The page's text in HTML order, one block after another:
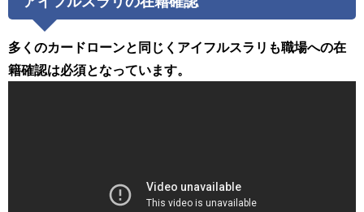
多くのカードローンと同じくアイフルスラリも職場への在
籍確認は必須となっています。